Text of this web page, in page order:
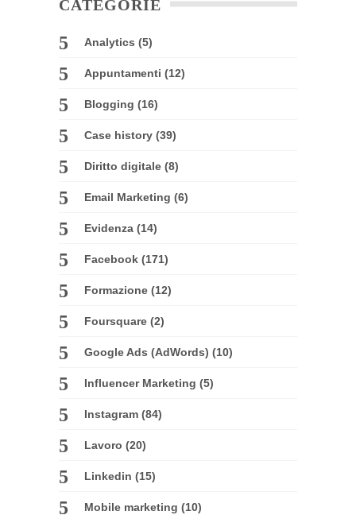
CATEGORIE
Analytics (5)
Appuntamenti (12)
Blogging (16)
Case history (39)
Diritto digitale (8)
Email Marketing (6)
Evidenza (14)
Facebook (171)
Formazione (12)
Foursquare (2)
Google Ads (AdWords) (10)
Influencer Marketing (5)
Instagram (84)
Lavoro (20)
Linkedin (15)
Mobile marketing (10)